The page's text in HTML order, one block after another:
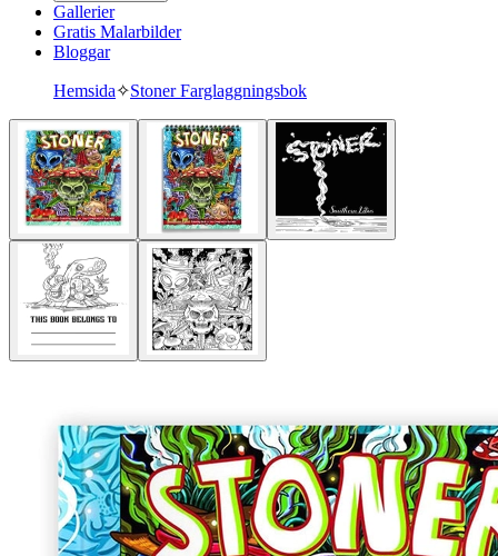
Gallerier
Gratis Malarbilder
Bloggar
Hemsida✧Stoner Farglaggningsbok